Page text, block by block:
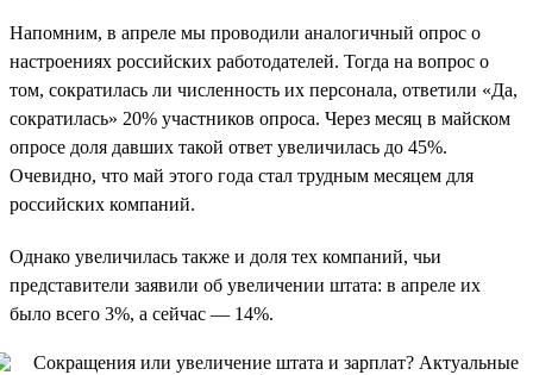
Напомним, в апреле мы проводили аналогичный опрос о
настроениях российских работодателей. Тогда на вопрос о
том, сократилась ли численность их персонала, ответили «Да,
сократилась» 20% участников опроса. Через месяц в майском
опросе доля давших такой ответ увеличилась до 45%.
Очевидно, что май этого года стал трудным месяцем для
российских компаний.
Однако увеличилась также и доля тех компаний, чьи
представители заявили об увеличении штата: в апреле их
было всего 3%, а сейчас — 14%.